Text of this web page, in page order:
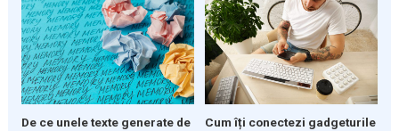
De ce unele texte generate de
Cum îți conectezi gadgeturile